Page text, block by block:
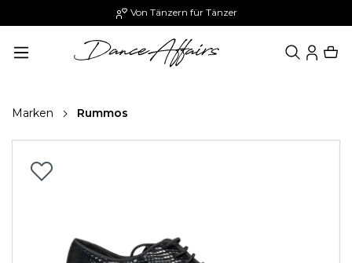
Von Tänzern für Tänzer
Marken Rummos